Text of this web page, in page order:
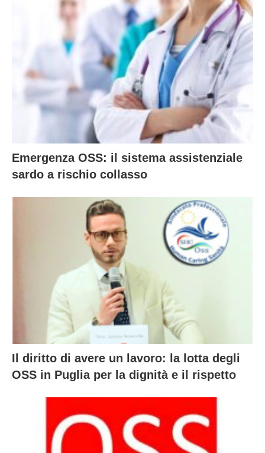
Emergenza OSS: il sistema assistenziale
sardo a rischio collasso
Il diritto di avere un lavoro: la lotta degli
OSS in Puglia per la dignità e il rispetto